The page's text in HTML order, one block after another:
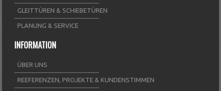
GLEITTÜREN & SCHIEBETÜREN
PLANUNG & SERVICE
INFORMATION
ÜBER UNS
REEFERENZEN, PROJEKTE & KUNDENSTIMMEN